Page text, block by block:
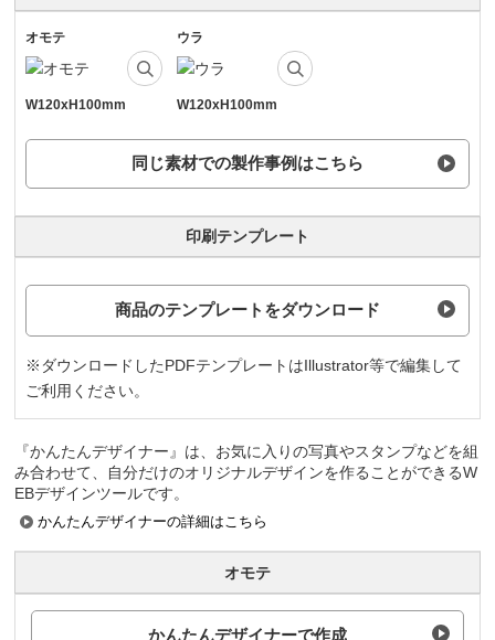
オモテ
W120xH100mm
ウラ
W120xH100mm
同じ素材での製作事例はこちら
印刷テンプレート
商品のテンプレートをダウンロード
※ダウンロードしたPDFテンプレートはIllustrator等で編集して
ご利用ください。
『かんたんデザイナー』は、お気に入りの写真やスタンプなどを組
み合わせて、自分だけのオリジナルデザインを作ることができるW
EBデザインツールです。
かんたんデザイナーの詳細はこちら
オモテ
かんたんデザイナーで作成